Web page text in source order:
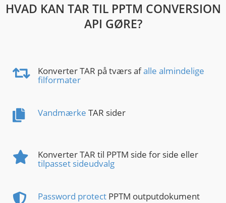
HVAD KAN TAR TIL PPTM CONVERSION
API GØRE?
Konverter TAR på tværs afalle almindelige
filformater
Vandmærke TAR sider
Konverter TAR til PPTM side for side eller
tilpasset sideudvalg
Password protect PPTM outputdokument